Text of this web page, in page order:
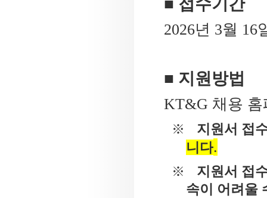
■ 접수기간
2026년 3월 16
■ 지원방법
KT&G 채용
※
지원서 접
니다.
※
지원서 접
속이 어려울